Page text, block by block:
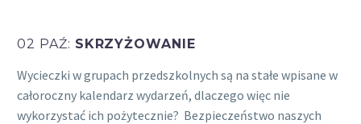
02 PAŹ: SKRZYŻOWANIE
Wycieczki w grupach przedszkolnych są na stałe wpisane w
całoroczny kalendarz wydarzeń, dlaczego więc nie
wykorzystać ich pożytecznie? Bezpieczeństwo naszych